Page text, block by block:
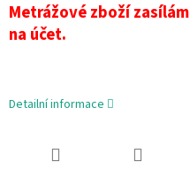
Metrážové zboží
na účet.
Detailní informace